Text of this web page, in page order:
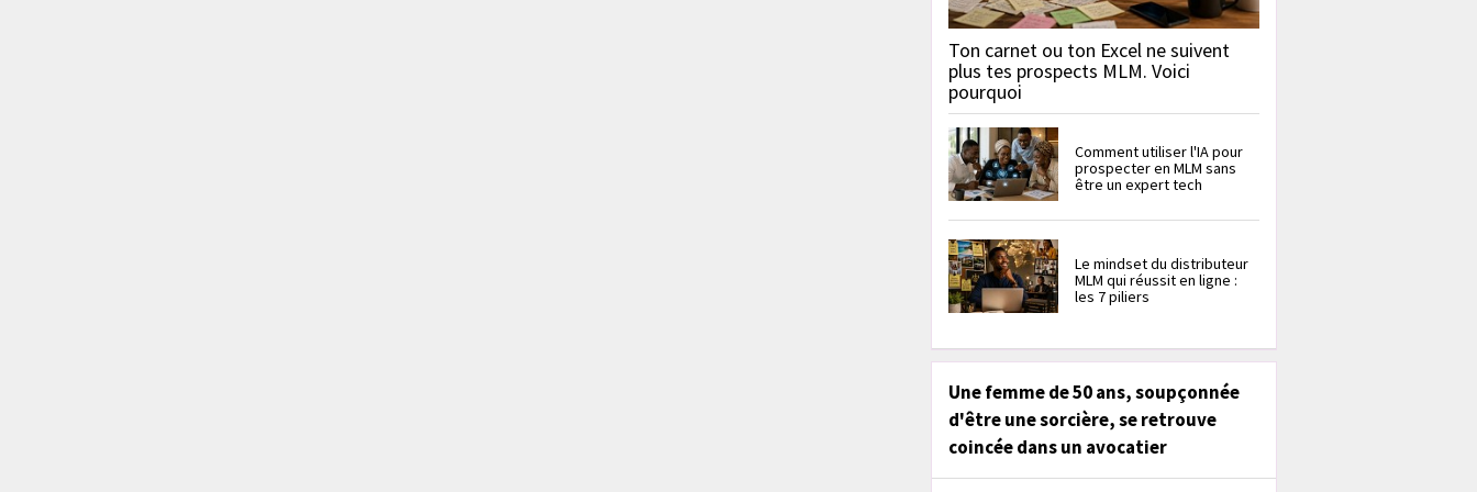
Ton carnet ou ton Excel ne suivent
plus tes prospects MLM. Voici
pourquoi
Comment utiliser l'IA pour
prospecter en MLM sans
être un expert tech
Le mindset du distributeur
MLM qui réussit en ligne :
les 7 piliers
Une femme de 50 ans, soupçonnée
d'être une sorcière, se retrouve
coincée dans un avocatier